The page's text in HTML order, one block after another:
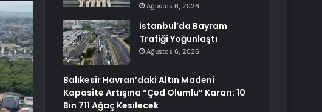
Ağustos 6, 2026
İstanbul’da Bayram
Trafiği Yoğunlaştı
Ağustos 6, 2026
Balıkesir Havran’daki Altın Madeni
Kapasite Artışına “Çed Olumlu” Kararı: 10
Bin 711 Ağaç Kesilecek